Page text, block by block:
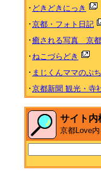
･ どきどきにっき
･京都・フォト日記
･癒される写真 京
･ねこづらどき
･ まじくんママのぷ
･京都新聞 観光・寺
サイト内
京都Love